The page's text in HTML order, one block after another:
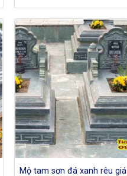
Mộ tam sơn đá xanh rêu giá